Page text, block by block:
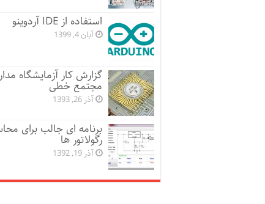
استفاده از IDE آردوینو
آبان 4, 1399
گزارش کار آزمایشگاه
مجتمع خطی
آذر 26, 1393
برنامه ای جالب برای
رگولاتور ها
آذر 19, 1392